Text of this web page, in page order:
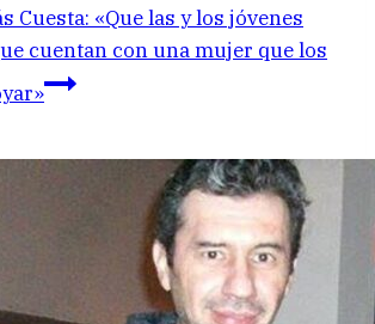
Cuesta: «Que las y los jóvenes
cuentan con una mujer que los